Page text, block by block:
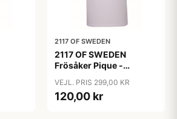
2117 OF SWEDEN
2117 OF SWEDEN
Frösåker Pique -
VEJL. PRIS 299,00 KR
120,00 kr